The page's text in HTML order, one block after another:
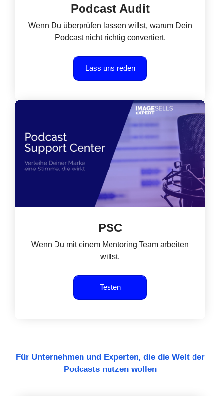
Podcast Audit
Wenn Du überprüfen lassen willst, warum Dein
Podcast nicht richtig convertiert.
Lass uns reden
PSC
Wenn Du mit einem Mentoring Team arbeiten
willst.
Testen
Für Unternehmen und Experten, die die Welt der
Podcasts nutzen wollen